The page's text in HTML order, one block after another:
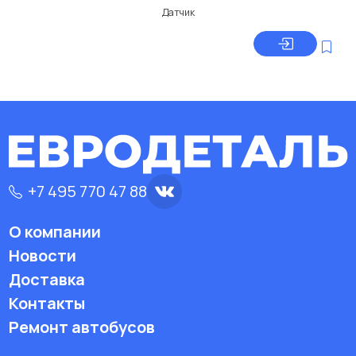
Датчик
+7 495 770 47 88
О компании
Новости
Доставка
Контакты
Ремонт автобусов